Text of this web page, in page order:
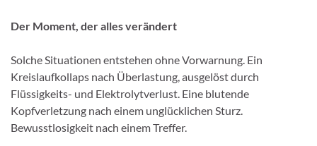
Der Moment, der alles verändert
Solche Situationen entstehen ohne Vorwarnung. Ein
Kreislaufkollaps nach Überlastung, ausgelöst durch
Flüssigkeits- und Elektrolytverlust. Eine blutende
Kopfverletzung nach einem unglücklichen Sturz.
Bewusstlosigkeit nach einem Treffer.